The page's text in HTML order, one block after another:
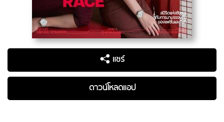
แชร์
ดาวน์โหลดแอป